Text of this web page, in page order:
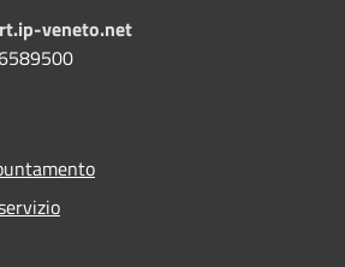
veneto.net